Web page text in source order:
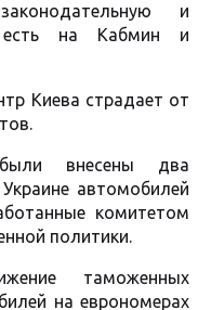
и
есть на Кабмин и
Киева страдает от
внесены два
автомобилей
комитетом
политики.
таможенных
на еврономерах